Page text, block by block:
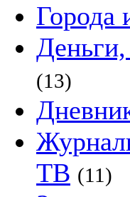
Города
(13)
ТВ (11)